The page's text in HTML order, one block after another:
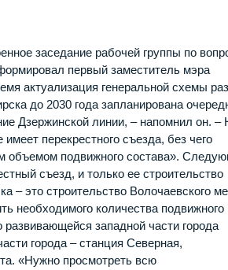
заседание рабочей группы по
первый заместитель мэра
актуализация генеральной схемы
до 2030 года запланирована
Дзержинской линии, – напомнил он. –
перекрестного съезда, без чего
объемом подвижного состава».
съезд, и только ее строительство
– это строительство Волочаевского
необходимого количества подвижного
западной части города
города – станция Северная,
«Нужно просмотреть всю